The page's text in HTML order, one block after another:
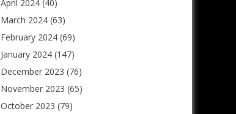
April 2024(40)
March 2024(63)
February 2024(69)
January 2024(147)
December 2023 (76)
November 2023 (65)
October 2023 (79)